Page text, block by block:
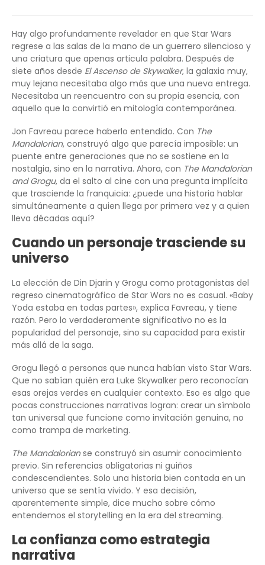
Hay algo profundamente revelador en que Star Wars
regrese a las salas de la mano de un guerrero silencioso y
una criatura que apenas articula palabra. Después de
siete años desde El Ascenso de Skywalker, la galaxia muy,
muy lejana necesitaba algo más que una nueva entrega.
Necesitaba un reencuentro con su propia esencia, con
aquello que la convirtió en mitología contemporánea.
Jon Favreau parece haberlo entendido. Con The
Mandalorian, construyó algo que parecía imposible: un
puente entre generaciones que no se sostiene en la
nostalgia, sino en la narrativa. Ahora, con The Mandalorian
and Grogu, da el salto al cine con una pregunta implícita
que trasciende la franquicia: ¿puede una historia hablar
simultáneamente a quien llega por primera vez y a quien
lleva décadas aquí?
Cuando un personaje trasciende su
universo
La elección de Din Djarin y Grogu como protagonistas del
regreso cinematográfico de Star Wars no es casual. «Baby
Yoda estaba en todas partes», explica Favreau, y tiene
razón. Pero lo verdaderamente significativo no es la
popularidad del personaje, sino su capacidad para existir
más allá de la saga.
Grogu llegó a personas que nunca habían visto Star Wars.
Que no sabían quién era Luke Skywalker pero reconocían
esas orejas verdes en cualquier contexto. Eso es algo que
pocas construcciones narrativas logran: crear un símbolo
tan universal que funcione como invitación genuina, no
como trampa de marketing.
The Mandalorianse construyó sin asumir conocimiento
previo. Sin referencias obligatorias ni guiños
condescendientes. Solo una historia bien contada en un
universo que se sentía vivido. Y esa decisión,
aparentemente simple, dice mucho sobre cómo
entendemos el storytelling en la era del streaming.
La confianza como estrategia
narrativa